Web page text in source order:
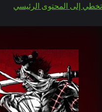
تخطي إلى المحتوى الرئيسي